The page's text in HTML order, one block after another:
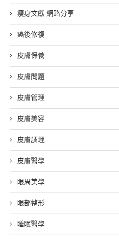
瘦身文獻 網路分享
癌後修復
皮膚保養
皮膚問題
皮膚管理
皮膚美容
皮膚調理
皮膚醫學
眼周美學
眼部整形
睡眠醫學